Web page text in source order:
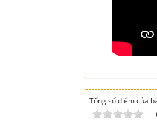
Tổng số điểm của